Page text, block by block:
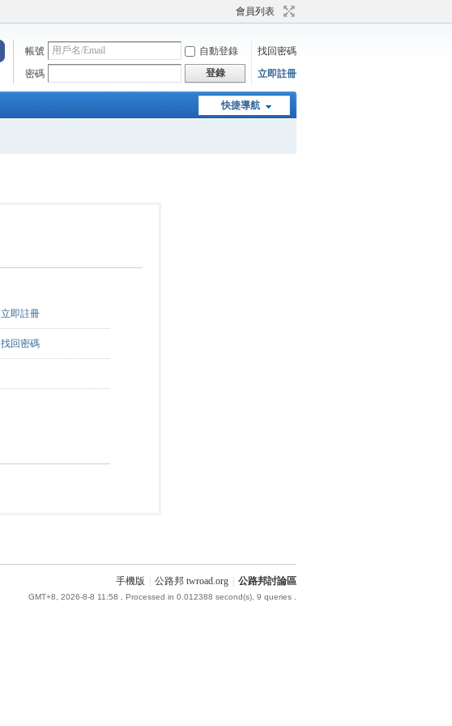
會員列表
帳號 自動登錄
找回密碼
密碼
登錄 立即註冊
快捷導航
立即註冊
找回密碼
手機版 公路邦 twroad.org 公路邦討論區
GMT+8, 2026-8-8 11:58 , Processed in 0.012388 second(s), 9 queries .